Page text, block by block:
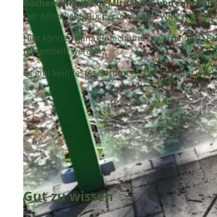
Bücherschrank zur Mitnahme und zum
Der öffentliche Bücherschrank in Wingst ist
Hier können ganz einfach und unverbindlich
reingestellt werden.
Es gibt kein festes Sortiment, der Bestand
Gut zu wissen